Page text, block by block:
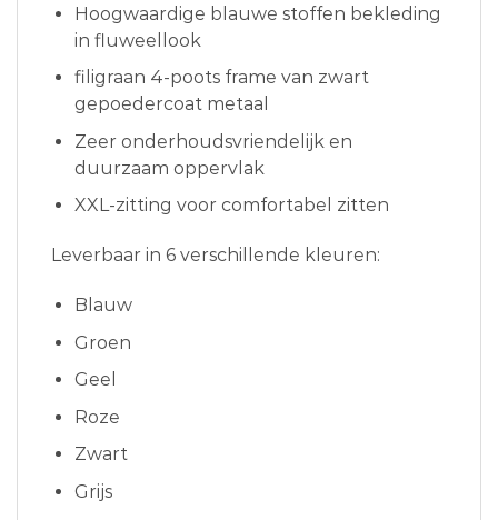
Hoogwaardige blauwe stoffen bekleding
in fluweellook
filigraan 4-poots frame van zwart
gepoedercoat metaal
Zeer onderhoudsvriendelijk en
duurzaam oppervlak
XXL-zitting voor comfortabel zitten
Leverbaar in 6 verschillende kleuren:
Blauw
Groen
Geel
Roze
Zwart
Grijs